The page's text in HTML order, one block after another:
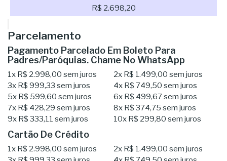
R$ 2.698,20
Parcelamento
Pagamento Parcelado Em Boleto Para
Padres/Paróquias. Chame No WhatsApp
1x R$ 2.998,00 sem juros 2x R$ 1.499,00 sem juros
3x R$ 999,33 sem juros 4x R$ 749,50 sem juros
5x R$ 599,60 sem juros 6x R$ 499,67sem juros
7x R$ 428,29 sem juros 8x R$ 374,75 sem juros
9x R$ 333,11 sem juros 10x R$ 299,80 sem juros
Cartão De Crédito
1x R$ 2.998,00 sem juros 2x R$ 1.499,00 sem juros